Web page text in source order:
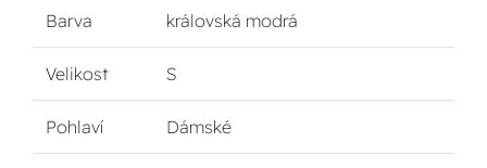
Barva královská modrá
Velikost S
Pohlaví Dámské